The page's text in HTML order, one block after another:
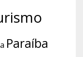
Paraíba